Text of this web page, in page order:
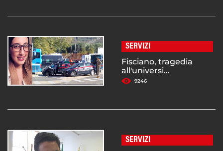
SERVIZI
Fisciano, tragedia
all'universi...
9246
SERVIZI